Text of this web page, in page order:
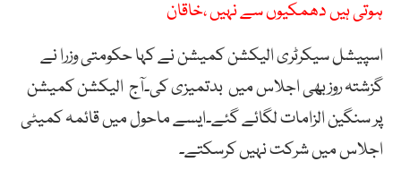
ہوتی ہیں دھمکیوں سے نہیں ،خاقان
اسپیشل سیکرٹری الیکشن کمیشن نے کہا حکومتی وزرا نے
گزشتہ روزبھی اجلاس میں بدتمیزی کی۔آج الیکشن کمیشن
پر سنگین الزامات لگائے گئے۔ایسے ماحول میں قائمہ کمیٹی
اجلاس میں شرکت نہیں کرسکتے۔